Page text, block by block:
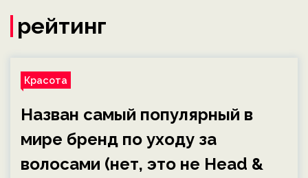
рейтинг
Красота
Назван самый популярный в
мире бренд по уходу за
волосами (нет, это не Head &